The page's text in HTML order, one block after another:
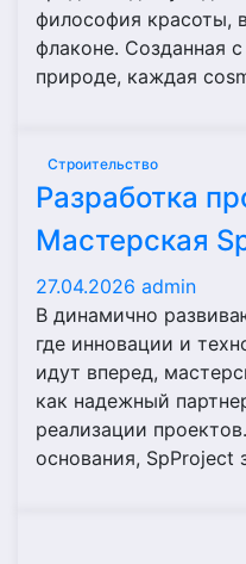
философия красоты,
флаконе. Созданная
природе, каждая
Строительство
Разработка
Мастерская
27.04.2026 admin
В динамично
где инновации и
идут вперед,
как надежный
реализации
основания, SpProject